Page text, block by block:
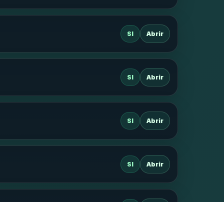
SI Abrir
SI Abrir
SI Abrir
SI Abrir